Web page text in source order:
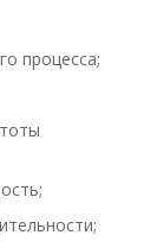
процесса;